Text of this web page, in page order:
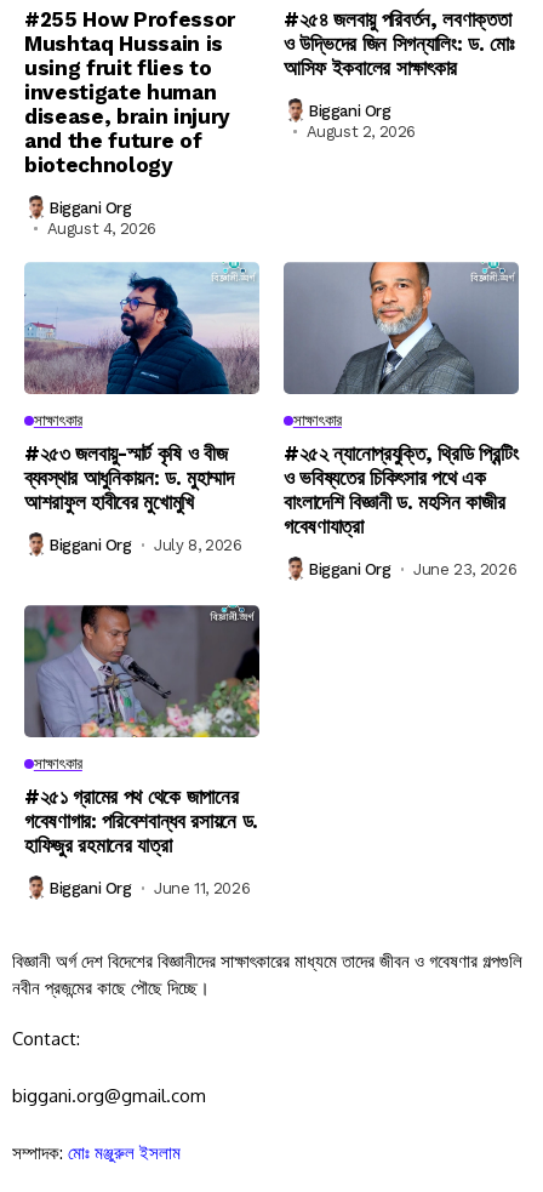
#255 How Professor
Mushtaq Hussain is
using fruit flies to
investigate human
disease, brain injury
and the future of
biotechnology
Biggani Org
August 4, 2026
#২৫৪ জলবায়ু পরিবর্তন, লবণাক্ততা
ও উদ্ভিদের জিন সিগন্যালিং: ড. মোঃ
আসিফ ইকবালের সাক্ষাৎকার
Biggani Org
August 2, 2026
সাক্ষাৎকার
#২৫৩ জলবায়ু-স্মার্ট কৃষি ও বীজ
ব্যবস্থার আধুনিকায়ন: ড. মুহাম্মাদ
আশরাফুল হাবীবের মুখোমুখি
Biggani Org July 8, 2026
সাক্ষাৎকার
#২৫২ ন্যানোপ্রযুক্তি, থ্রিডি প্রিন্টিং
ও ভবিষ্যতের চিকিৎসার পথে এক
বাংলাদেশি বিজ্ঞানী ড. মহসিন কাজীর
গবেষণাযাত্রা
Biggani Org June 23, 2026
সাক্ষাৎকার
#২৫১ গ্রামের পথ থেকে জাপানের
গবেষণাগার: পরিবেশবান্ধব রসায়নে ড.
হাফিজুর রহমানের যাত্রা
Biggani Org June 11, 2026
বিজ্ঞানী অর্গ দেশ বিদেশের বিজ্ঞানীদের সাক্ষাৎকারের মাধ্যমে তাদের জীবন ও গবেষণার গল্পগুলি
নবীন প্রজন্মের কাছে পৌছে দিচ্ছে।
Contact:
biggani.org@gmail.com
সম্পাদক: মোঃ মঞ্জুরুল ইসলাম